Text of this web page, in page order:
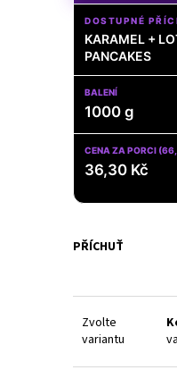
DOSTUPNÉ
KARAMEL +
PANCAKES
BALENÍ
1000 g
CENA ZA PORCI
36,30 Kč
PŘÍCHUŤ
Zvolte
variantu